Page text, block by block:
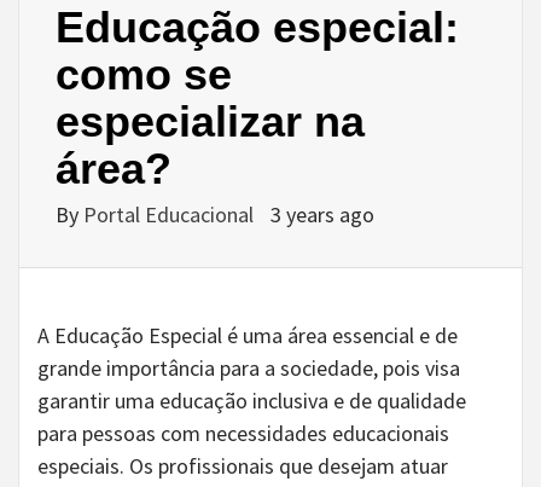
Educação especial:
como se
especializar na
área?
By Portal Educacional 3 years ago
A Educação Especial é uma área essencial e de
grande importância para a sociedade, pois visa
garantir uma educação inclusiva e de qualidade
para pessoas com necessidades educacionais
especiais. Os profissionais que desejam atuar